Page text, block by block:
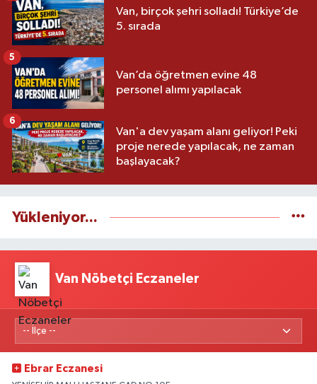
Van, birçok şehri solladı! Türkiye’de
5. sırada
Van’da öğretmen evine 48
personel alımı yapılacak
5
Van'a dev yaşam alanı geliyor! Peki
proje nerede yapılacak, ne zaman
başlayacak?
6
Yükleniyor...
Van Nöbetçi Eczaneler
Ebrar Eczanesi